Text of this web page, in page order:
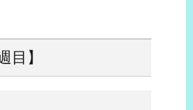
】